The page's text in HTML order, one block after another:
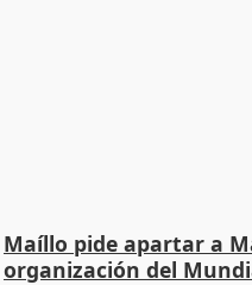
Maíllo pide apartar a
organización del